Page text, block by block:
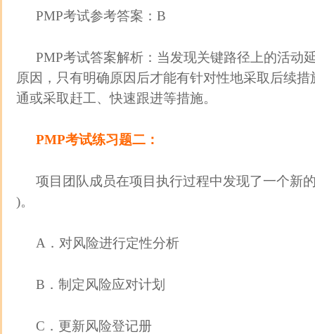
PMP考试参考答案：B
PMP考试答案解析：当发现关键路径上的活动
原因，只有明确原因后才能有针对性地采取后续
通或采取赶工、快速跟进等措施。
PMP考试练习题二：
项目团队成员在项目执行过程中发现了一个新
)。
A．对风险进行定性分析
B．制定风险应对计划
C．更新风险登记册